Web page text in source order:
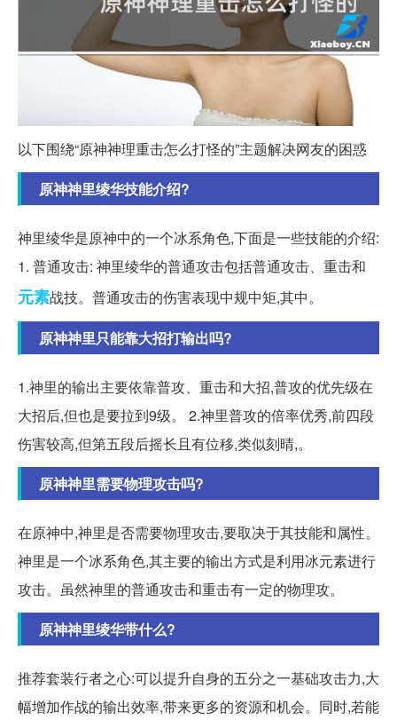
以下围绕“原神神理重击怎么打怪的”主题解决网友的困惑
原神神里绫华技能介绍?
神里绫华是原神中的一个冰系角色,下面是一些技能的介绍:
1. 普通攻击: 神里绫华的普通攻击包括普通攻击、重击和
元素战技。普通攻击的伤害表现中规中矩,其中。
原神神里只能靠大招打输出吗?
1.神里的输出主要依靠普攻、重击和大招,普攻的优先级在
大招后,但也是要拉到9级。 2.神里普攻的倍率优秀,前四段
伤害较高,但第五段后摇长且有位移,类似刻晴,。
原神神里需要物理攻击吗?
在原神中,神里是否需要物理攻击,要取决于其技能和属性。
神里是一个冰系角色,其主要的输出方式是利用冰元素进行
攻击。虽然神里的普通攻击和重击有一定的物理攻。
原神神里绫华带什么?
推荐套装行者之心:可以提升自身的五分之一基础攻击力,大
幅增加作战的输出效率,带来更多的资源和机会。同时,若能